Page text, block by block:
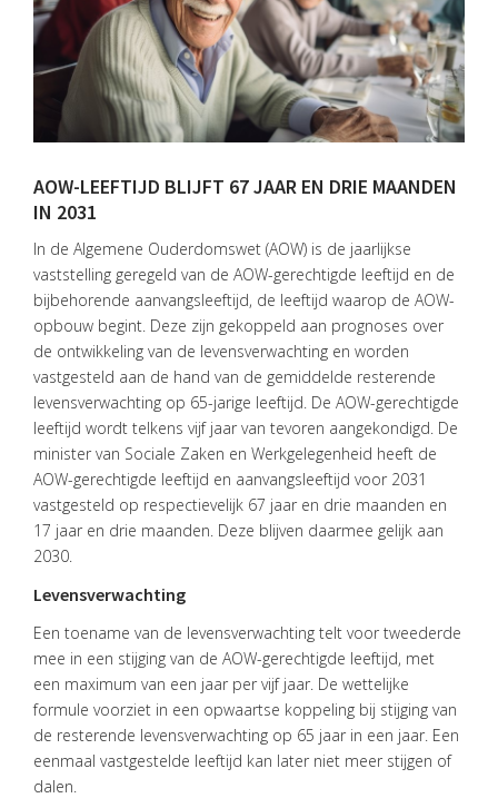
HOME
DIENSTEN
OVER
VISIE
ONS
TEAM
ACTUEEL
CONTACT
AOW-LEEFTIJD BLIJFT 67 JAAR EN DRIE MAANDEN
IN 2031
In de Algemene Ouderdomswet (AOW) is de jaarlijkse
vaststelling geregeld van de AOW-gerechtigde leeftijd en de
bijbehorende aanvangsleeftijd, de leeftijd waarop de AOW-
opbouw begint. Deze zijn gekoppeld aan prognoses over
de ontwikkeling van de levensverwachting en worden
vastgesteld aan de hand van de gemiddelde resterende
levensverwachting op 65-jarige leeftijd. De AOW-gerechtigde
leeftijd wordt telkens vijf jaar van tevoren aangekondigd. De
minister van Sociale Zaken en Werkgelegenheid heeft de
AOW-gerechtigde leeftijd en aanvangsleeftijd voor 2031
vastgesteld op respectievelijk 67 jaar en drie maanden en
17 jaar en drie maanden. Deze blijven daarmee gelijk aan
2030.
Levensverwachting
Een toename van de levensverwachting telt voor tweederde
mee in een stijging van de AOW-gerechtigde leeftijd, met
een maximum van een jaar per vijf jaar. De wettelijke
formule voorziet in een opwaartse koppeling bij stijging van
de resterende levensverwachting op 65 jaar in een jaar. Een
eenmaal vastgestelde leeftijd kan later niet meer stijgen of
dalen.